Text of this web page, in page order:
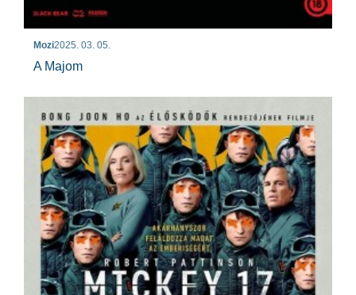
Mozi2025. 03. 05.
A Majom